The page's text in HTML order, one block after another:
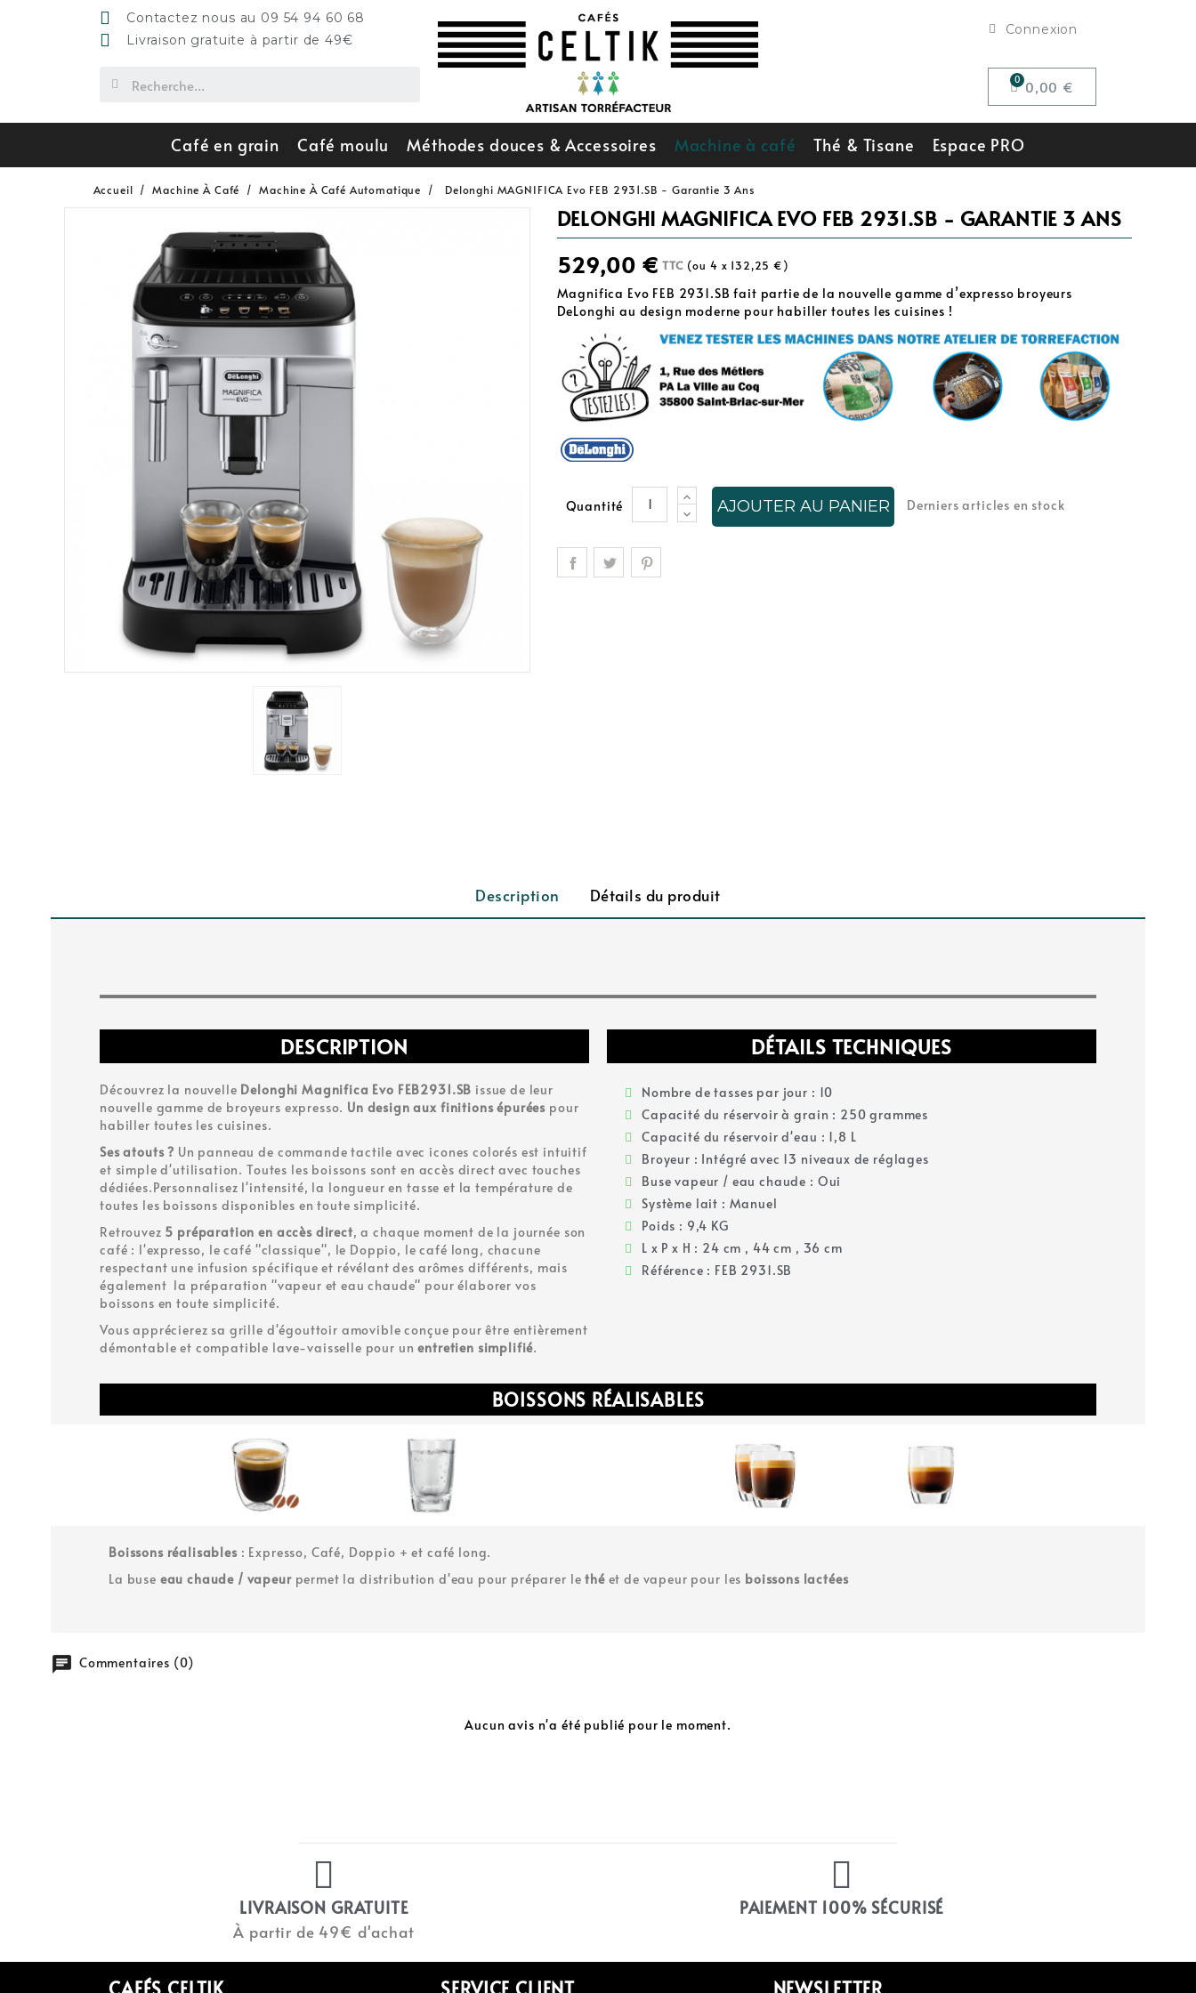
Contactez nous au 09 54 94 60 68
Livraison gratuite à partir de 49€
Connexion
0,00 €
Café en grain Café moulu Méthodes douces & Accessoires Machine à café Thé & Tisane Espace PRO
Accueil Machine À Café Machine À Café Automatique Delonghi MAGNIFICA Evo FEB 2931.SB - Garantie 3 Ans
DELONGHI MAGNIFICA EVO FEB 2931.SB - GARANTIE 3 ANS
529,00 € TTC (ou 4 x 132,25 €)
Magnifica Evo FEB 2931.SB fait partie de la nouvelle gamme d’expresso broyeurs
DeLonghi au design moderne pour habiller toutes les cuisines !
Quantité AJOUTER AU PANIER Derniers articles en stock
Description Détails du produit
DESCRIPTION
Découvrez la nouvelle Delonghi Magnifica Evo FEB2931.SB issue de leur
nouvelle gamme de broyeurs expresso. Un design aux finitions épurées pour
habiller toutes les cuisines.
Ses atouts ? Un panneau de commande tactile avec icones colorés est intuitif
et simple d'utilisation. Toutes les boissons sont en accès direct avec touches
dédiées.Personnalisez l'intensité, la longueur en tasse et la température de
toutes les boissons disponibles en toute simplicité.
Retrouvez 5 préparation en accès direct, a chaque moment de la journée son
café : l'expresso, le café "classique", le Doppio, le café long, chacune
respectant une infusion spécifique et révélant des arômes différents, mais
également la préparation "vapeur et eau chaude" pour élaborer vos
boissons en toute simplicité.
Vous apprécierez sa grille d'égouttoir amovible conçue pour être entièrement
démontable et compatible lave-vaisselle pour unentretien simplifié.
DÉTAILS TECHNIQUES
Nombre de tasses par jour : 10
Capacité du réservoir à grain : 250 grammes
Capacité du réservoir d'eau : 1,8 L
Broyeur : Intégré avec 13 niveaux de réglages
Buse vapeur / eau chaude : Oui
Système lait : Manuel
Poids : 9,4 KG
L x P x H : 24 cm , 44 cm , 36 cm
Référence : FEB 2931.SB
BOISSONS RÉALISABLES
Boissons réalisables: Expresso, Café, Doppio + et café long.
La buse eau chaude / vapeurpermet la distribution d'eau pour préparer lethéet de vapeur pour les boissons lactées
chat Commentaires (0)
Aucun avis n'a été publié pour le moment.
LIVRAISON GRATUITE
À partir de 49€ d'achat
PAIEMENT 100% SÉCURISÉ